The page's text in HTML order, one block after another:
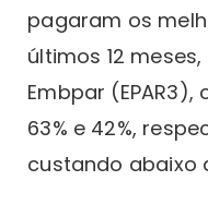
pagaram os
últimos 12 meses,
Embpar (EPAR3),
63% e 42%,
custando abaixo